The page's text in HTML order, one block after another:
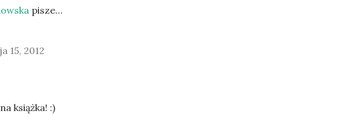
pisze…
15, 2012
książka! :)